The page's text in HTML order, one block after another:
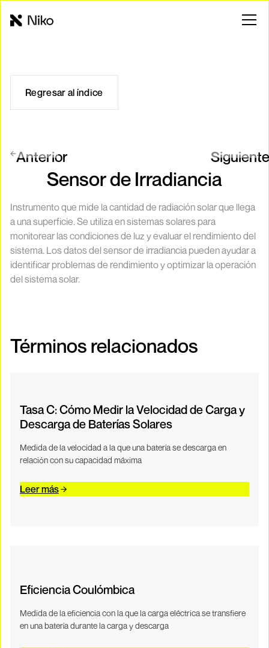
Regresar al índice
Anterior Siguiente
Sensor de Irradiancia
Instrumento que mide la cantidad de radiación solar que llega
a una superficie. Se utiliza en sistemas solares para
monitorear las condiciones de luz y evaluar el rendimiento del
sistema. Los datos del sensor de irradiancia pueden ayudar a
identificar problemas de rendimiento y optimizar la operación
del sistema solar.
Términos relacionados
Tasa C: Cómo Medir la Velocidad de Carga y
Descarga de Baterías Solares
Medida de la velocidad a la que una batería se descarga en
relación con su capacidad máxima
Leer más
Eficiencia Coulómbica
Medida de la eficiencia con la que la carga eléctrica se transfiere
en una batería durante la carga y descarga